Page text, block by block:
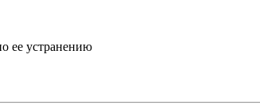
ее устранению